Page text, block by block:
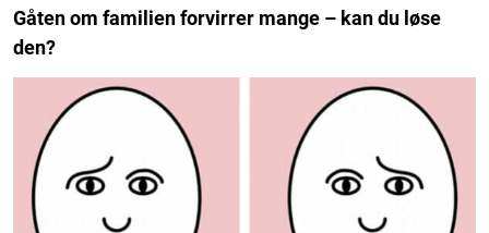
Gåten om familien forvirrer mange – kan du løse
den?